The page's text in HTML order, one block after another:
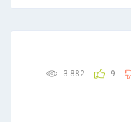
3 882 9